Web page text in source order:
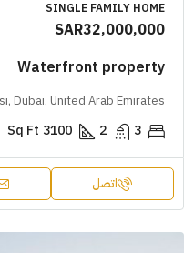
SINGLE FAMILY HOME
SAR32,000,000
Waterfront property
Dubai, United Arab Emirates
3
2
3100
Sq Ft
اتصل